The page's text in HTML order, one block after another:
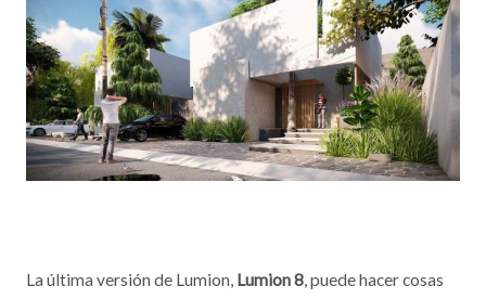
La última versión de Lumion, Lumion 8, puede hacer cosas